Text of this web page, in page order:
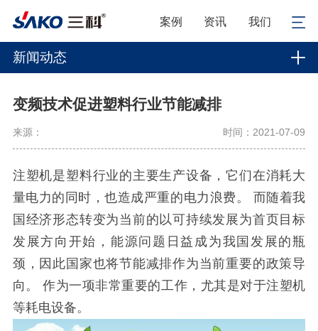
案例 资讯 我们
新闻动态
变频技术促进塑料行业节能减排
来源： 时间：2021-07-09
注塑机是塑料行业的主要生产设备，它们在消耗大
量电力的同时，也造成严重的电力浪费。 而随着我
国经济形态转变为当前的以可持续发展为首页目标
发展方向开始，能源问题日益成为我国发展的瓶
颈，因此国家也将节能减排作为当前重要的政策导
向。 作为一项非常重要的工作，尤其是对于注塑机
等耗电设备。